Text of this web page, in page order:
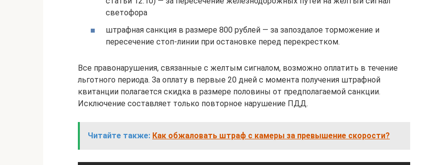
светофора
штрафная санкция в размере 800 рублей — за запоздалое торможение и
пересечение стоп-линии при остановке перед перекрестком.
Все правонарушения, связанные с желтым сигналом, возможно оплатить в течение
льготного периода. За оплату в первые 20 дней с момента получения штрафной
квитанции полагается скидка в размере половины от предполагаемой санкции.
Исключение составляет только повторное нарушение ПДД.
Читайте также: Как обжаловать штраф с камеры за превышение скорости?